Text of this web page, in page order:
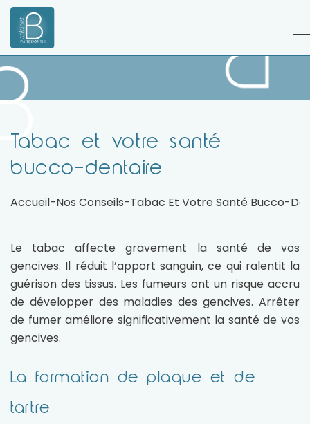
Tabac et votre santé
bucco-dentaire
Accueil-Nos Conseils-Tabac Et Votre Santé Bucco-
Le tabac affecte gravement la santé de vos
gencives. Il réduit l’apport sanguin, ce qui ralentit la
guérison des tissus. Les fumeurs ont un risque accru
de développer des maladies des gencives. Arrêter
de fumer améliore significativement la santé de vos
gencives.
La formation de plaque et de
tartre